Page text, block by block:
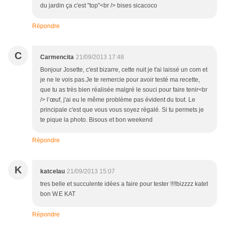
du jardin ça c'est "top"<br /> bises sicacoco
Répondre
C Carmencita 21/09/2013 17:48
Bonjour Josette, c'est bizarre, cette nuit je t'ai laissé un com et
je ne le vois pas.Je te remercie pour avoir testé ma recette,
que tu as très bien réalisée malgré le souci pour faire tenir<br
/> l’œuf, j'ai eu le même problème pas évident du tout. Le
principale c'est que vous vous soyez régalé. Si tu permets je
te pique la photo. Bisous et bon weekend
Répondre
K katcelau 21/09/2013 15:07
tres belle et succulente idées a faire pour tester !!!!bizzzz katet
bon W.E KAT
Répondre